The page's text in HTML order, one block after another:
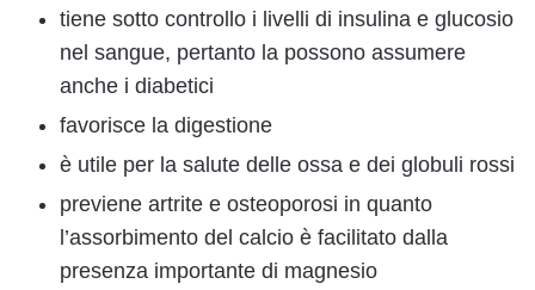
tiene sotto controllo i livelli di insulina e glucosio
nel sangue, pertanto la possono assumere
anche i diabetici
favorisce la digestione
è utile per la salute delle ossa e dei globuli rossi
previene artrite e osteoporosi in quanto
l’assorbimento del calcio è facilitato dalla
presenza importante di magnesio